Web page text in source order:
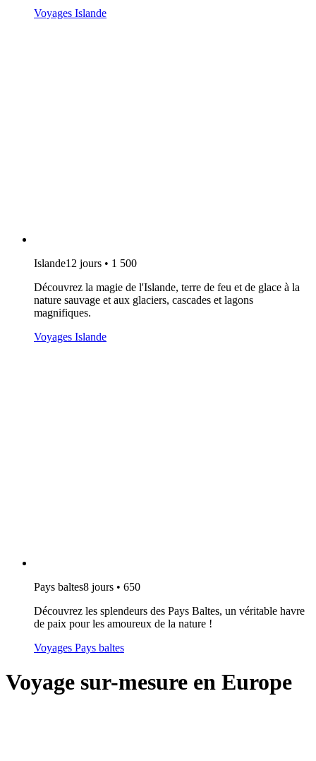
Voyages Islande
Islande12 jours • 1 500
Découvrez la magie de l'Islande, terre de feu et de glace à la
nature sauvage et aux glaciers, cascades et lagons
magnifiques.
Voyages Islande
Pays baltes8 jours • 650
Découvrez les splendeurs des Pays Baltes, un véritable havre
de paix pour les amoureux de la nature !
Voyages Pays baltes
Voyage sur-mesure en Europe